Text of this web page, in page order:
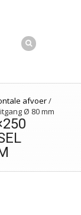
afvoer/
Ø 80 mm